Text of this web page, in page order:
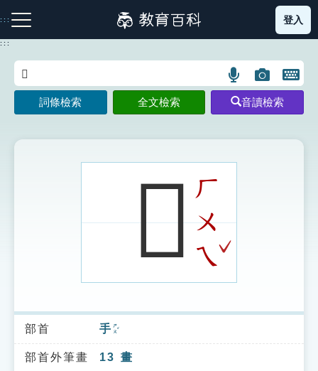
到
主
:::
注音索引圖示 筆畫索引圖示 部首索引表圖示
索引選單
知識索引
登入
:::
語
言
搜
示
圖
片
搜
開
鍵
圖
詞條檢索 全文檢索 音讀檢索
𢶙ㄏ
ㄨ
ㄟ
ˇ
部首 手 ㄕㄡˇ
部首外筆畫 13 畫